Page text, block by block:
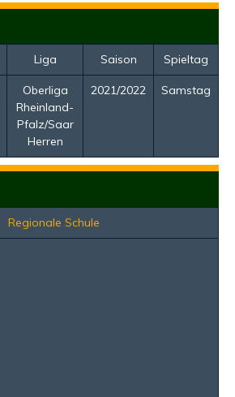
Liga Saison Spieltag
Oberliga
Rheinland-
Pfalz/Saar
Herren
2021/2022 Samstag
Regionale Schule